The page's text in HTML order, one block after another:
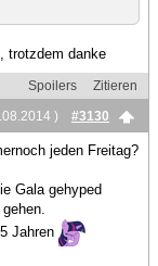
trotzdem danke
Spoilers
Zitieren
)
#3130
jeden Freitag?
Gala gehyped
Jahren